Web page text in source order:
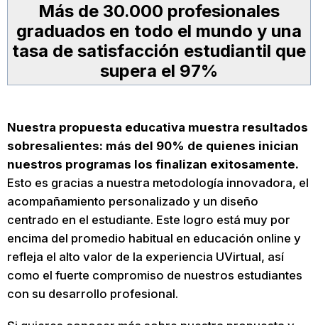
Más de 30.000 profesionales
graduados en todo el mundo y una
tasa de satisfacción estudiantil que
supera el 97%
Nuestra propuesta educativa muestra resultados
sobresalientes: más del 90% de quienes inician
nuestros programas los finalizan exitosamente.
Esto es gracias a nuestra metodología innovadora, el
acompañamiento personalizado y un diseño
centrado en el estudiante. Este logro está muy por
encima del promedio habitual en educación online y
refleja el alto valor de la experiencia UVirtual, así
como el fuerte compromiso de nuestros estudiantes
con su desarrollo profesional.